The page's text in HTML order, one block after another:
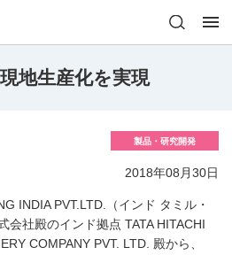
地生産化を実現
製品・研究開発
2018年08月30日
INDIA PVT.LTD.（インド タミル・
会社殿のインド拠点 TATA HITACHI
COMPANY PVT. LTD. 殿から、